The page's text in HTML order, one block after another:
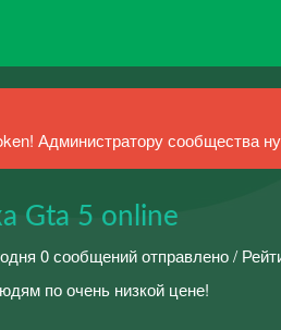
Администратору сообщества
Gta 5 online
0 сообщений отправлено /
по очень низкой цене!